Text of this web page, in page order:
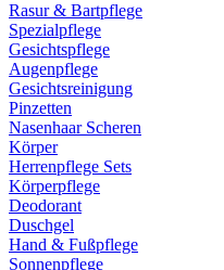
Rasur & Bartpflege
Spezialpflege
Gesichtspflege
Augenpflege
Gesichtsreinigung
Pinzetten
Nasenhaar Scheren
Körper
Herrenpflege Sets
Körperpflege
Deodorant
Duschgel
Hand & Fußpflege
Sonnenpflege